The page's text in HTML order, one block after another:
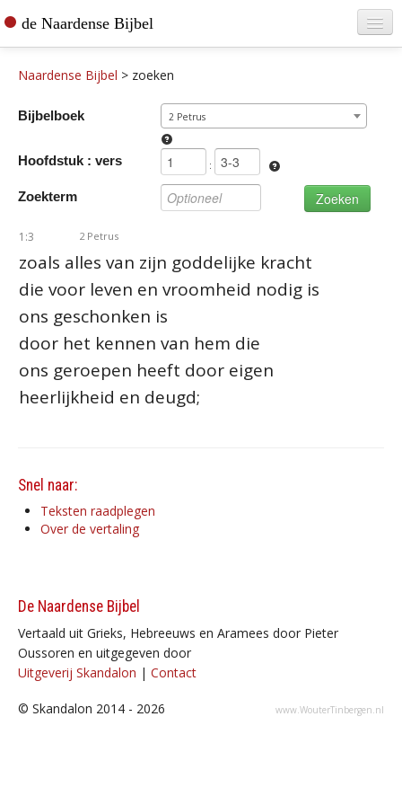
de Naardense Bijbel
De vertaler
Contact
Naardense Bijbel > zoeken
Bijbelboek 2 Petrus
Hoofdstuk : vers :
Zoekterm
1:3 2 Petrus
zoals alles van zijn goddelijke kracht
die voor leven en vroomheid nodig is
ons geschonken is
door het kennen van hem die
ons geroepen heeft door eigen
heerlijkheid en deugd;
Snel naar:
Teksten raadplegen
Over de vertaling
De Naardense Bijbel
Vertaald uit Grieks, Hebreeuws en Aramees door Pieter
Oussoren en uitgegeven door
Uitgeverij Skandalon | Contact
www.WouterTinbergen.nl
© Skandalon 2014 - 2026